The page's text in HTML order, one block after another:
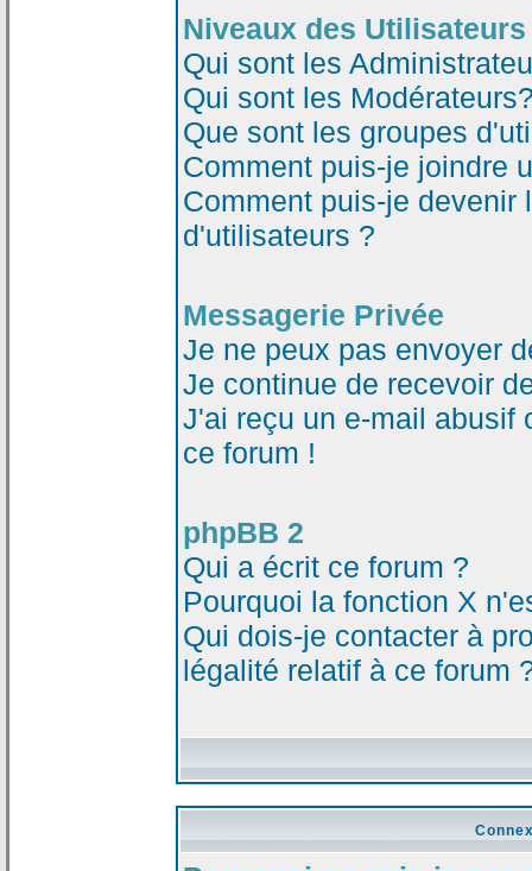
Niveaux des
Qui sont les
Qui sont les
Que sont les groupes
Comment puis-je joindre
Comment puis-je devenir
d'utilisateurs ?
Messagerie Privée
Je ne peux pas envoyer
Je continue de recevoir
J'ai reçu un e-mail abusif
ce forum !
phpBB 2
Qui a écrit ce forum ?
Pourquoi la fonction X
Qui dois-je contacter à
légalité relatif à ce forum